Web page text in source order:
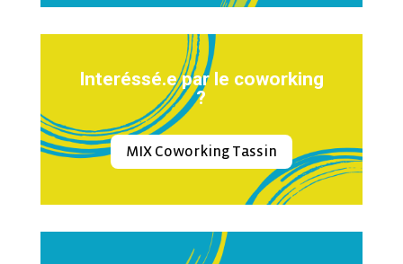
Interéssé.e par le coworking
?
MIX Coworking Tassin